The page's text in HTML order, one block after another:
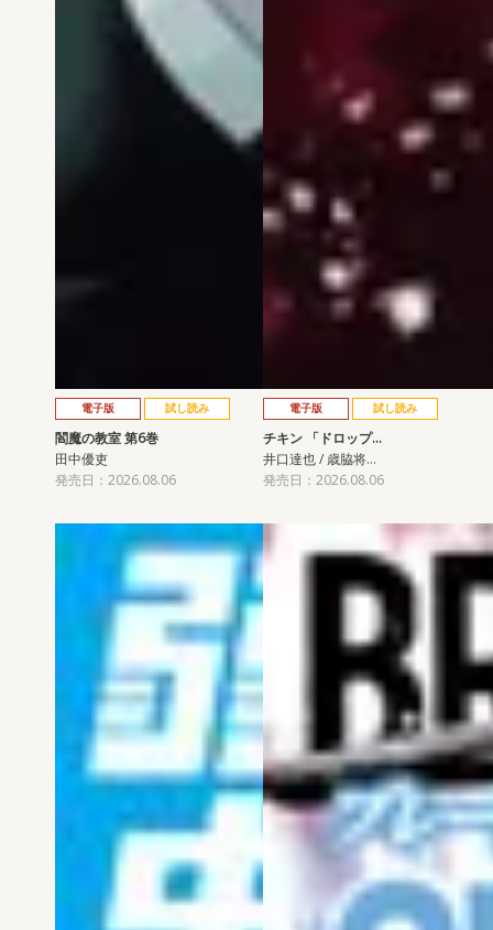
電子版 試し読み
閻魔の教室 第6巻
田中優吏
発売日：2026.08.06
電子版 試し読み
チキン 「ドロップ…
井口達也 / 歳脇将…
発売日：2026.08.06